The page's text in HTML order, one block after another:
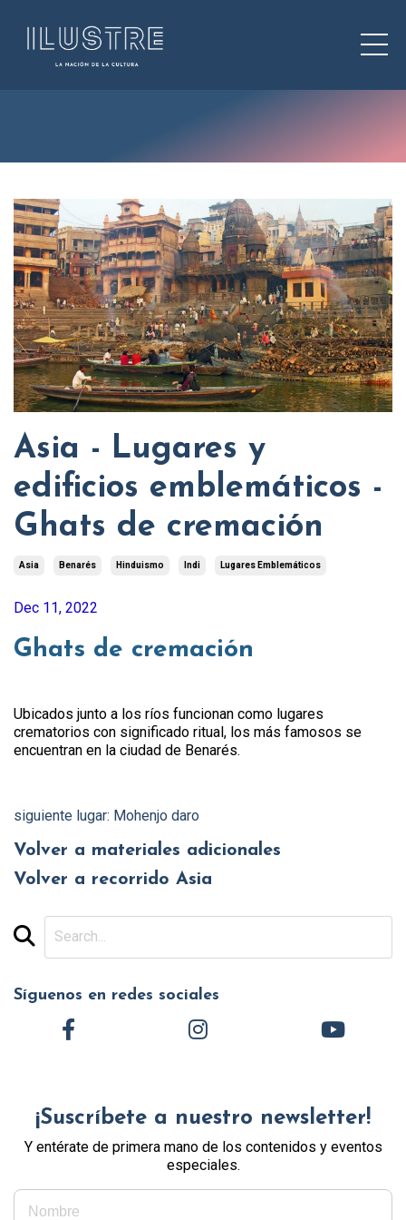
Asia - Lugares y
edificios emblemáticos -
Ghats de cremación
Asia Benarés Hinduismo Indi Lugares Emblemáticos
Dec 11, 2022
Ghats de cremación
Ubicados junto a los ríos funcionan como lugares
crematorios con significado ritual, los más famosos se
encuentran en la ciudad de Benarés.
siguiente lugar: Mohenjo daro
Volver a materiales adicionales
Volver a recorrido Asia
Síguenos en redes sociales
¡Suscríbete a nuestro newsletter!
Y entérate de primera mano de los contenidos y eventos
especiales.